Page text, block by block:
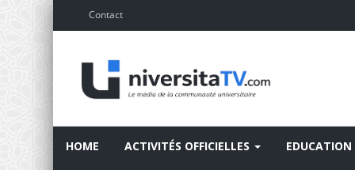
Contact
HOME ACTIVITÉS OFFICIELLES